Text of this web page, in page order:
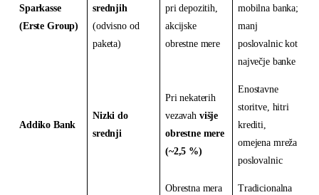
Sparkasse
(Erste Group)
srednjih
(odvisno od
paketa)
pri depozitih,
akcijske
obrestne mere
mobilna banka;
manj
poslovalnic kot
največje banke
Addiko Bank
Nizki do
srednji
Pri nekaterih
vezavah višje
obrestne mere
(~2,5 %)
Enostavne
storitve, hitri
krediti,
omejena mreža
poslovalnic
Obrestna mera
Tradicionalna